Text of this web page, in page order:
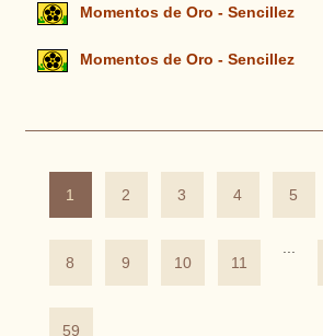
Momentos de Oro - Sencillez
Momentos de Oro - Sencillez
1 2 3 4 5
8 9 10 11
...
59